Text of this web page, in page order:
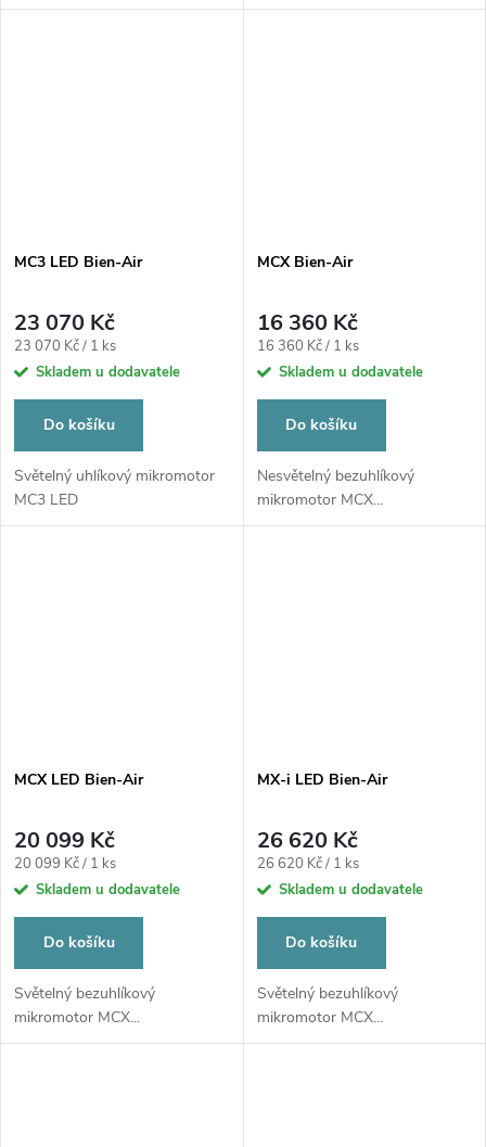
MC3 LED Bien-Air
23 070 Kč
Měrná
cena:
23 070 Kč / 1 ks
Skladem u dodavatele
Do košíku
Světelný uhlíkový mikromotor
MC3 LED
MCX Bien-Air
16 360 Kč
Měrná
cena:
16 360 Kč / 1 ks
Skladem u dodavatele
Do košíku
Nesvětelný bezuhlíkový
mikromotor MCX...
MCX LED Bien-Air
20 099 Kč
Měrná
cena:
20 099 Kč / 1 ks
Skladem u dodavatele
Do košíku
Světelný bezuhlíkový
mikromotor MCX...
MX-i LED Bien-Air
26 620 Kč
Měrná
cena:
26 620 Kč / 1 ks
Skladem u dodavatele
Do košíku
Světelný bezuhlíkový
mikromotor MCX...